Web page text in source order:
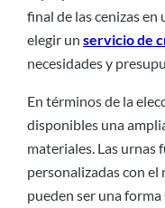
final de las cenizas en
elegir un servicio de
necesidades y
En términos de la
disponibles una
materiales. Las urnas
personalizadas con el
pueden ser una